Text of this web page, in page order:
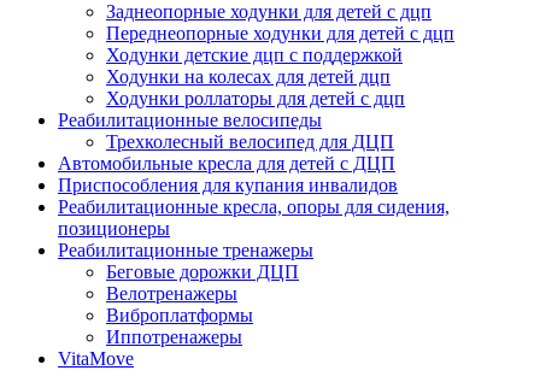
Заднеопорные ходунки для детей с дцп
Переднеопорные ходунки для детей с дцп
Ходунки детские дцп с поддержкой
Ходунки на колесах для детей дцп
Ходунки роллаторы для детей с дцп
Реабилитационные велосипеды
Трехколесный велосипед для ДЦП
Автомобильные кресла для детей с ДЦП
Приспособления для купания инвалидов
Реабилитационные кресла, опоры для сидения,
позиционеры
Реабилитационные тренажеры
Беговые дорожки ДЦП
Велотренажеры
Виброплатформы
Иппотренажеры
VitaMove